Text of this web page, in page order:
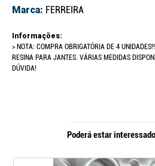
Marca: FERREIRA
Informações:
> NOTA: COMPRA OBRIGATÓRIA DE 4
RESINA PARA JANTES. VÁRIAS MEDIDAS
DÚVIDA!
Poderá estar